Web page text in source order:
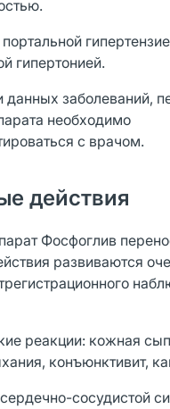
гипертонией.
данных заболеваний,
необходимо
с врачом.
действия
Фосфоглив
развиваются
реакции: кожная
конъюнктивит,
сосудистой